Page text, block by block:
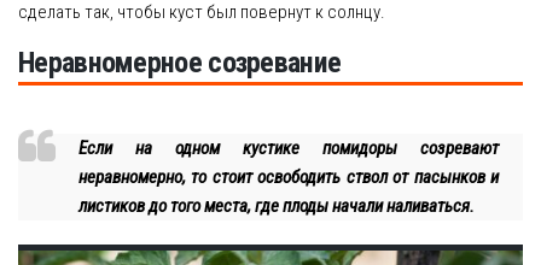
сделать так, чтобы куст был повернут к солнцу.
Неравномерное созревание
Если на одном кустике помидоры созревают
неравномерно, то стоит освободить ствол от пасынков и
листиков до того места, где плоды начали наливаться.